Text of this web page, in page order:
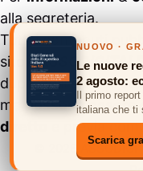
alla segreteria.
Tutti i contenuti
sito
duplicabili e/o
ma possono
diretto
e previa
© 2026
NUOVO ·
Le nuove
2 agosto:
Il primo
italiana che ti
Scarica